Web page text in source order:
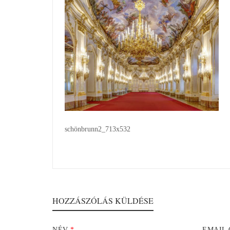
schönbrunn2_713x532
HOZZÁSZÓLÁS KÜLDÉSE